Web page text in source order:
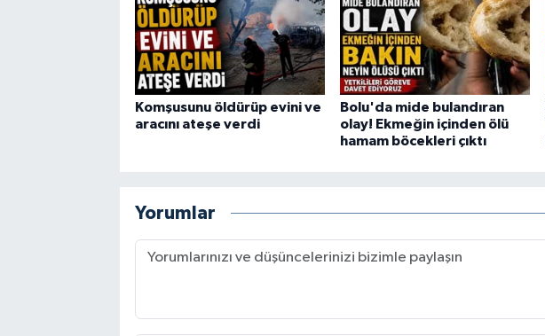
Komşusunu öldürüp evini ve
aracını ateşe verdi
Bolu'da mide bulandıran
olay! Ekmeğin içinden ölü
hamam böcekleri çıktı
Yorumlar